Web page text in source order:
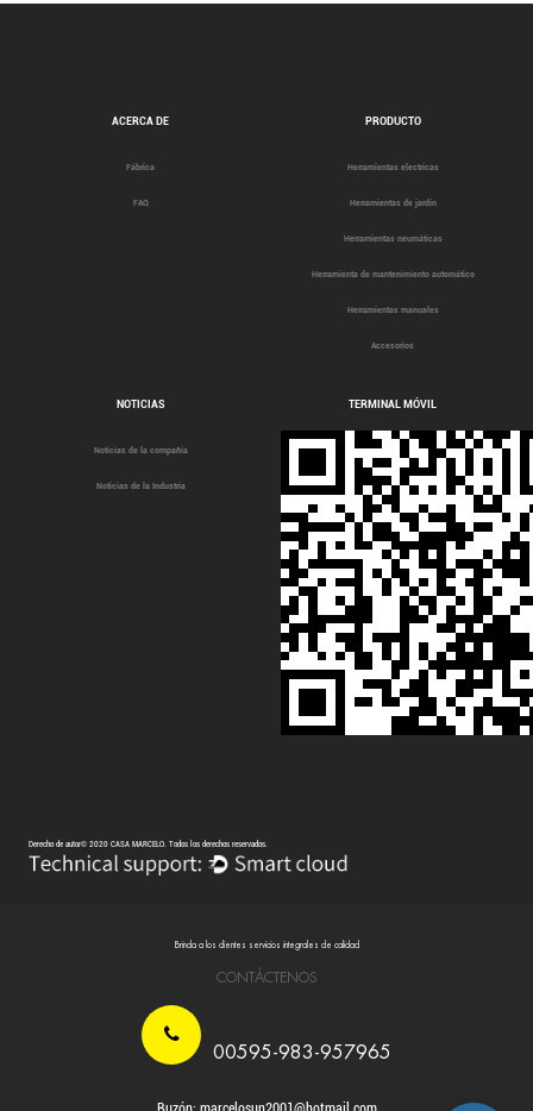
ACERCA DE
Fábrica
FAQ
PRODUCTO
Herramientas electricas
Herramientas de jardín
Herramientas neumáticas
Herramienta de mantenimiento automático
Herramientas manuales
Accesorios
NOTICIAS
Noticias de la compañía
Noticias de la Industria
TERMINAL MÓVIL
Derecho de autor© 2020 CASA MARCELO. Todos los derechos reservados.
Brinda a los clientes servicios integrales de calidad
CONTÁCTENOS
00595-983-957965